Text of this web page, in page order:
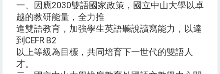
一、因應2030雙語國家政策，國立中山大學以卓
越的教研能量，全力推
進雙語教育，加強學生英語聽說讀寫能力，以達
到CEFR B2
以上等級為目標，共同培育下一世代的雙語人
才。